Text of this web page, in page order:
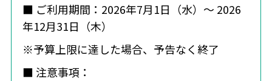
■ ご利用期間：2026年7月1日（水）～ 2026
年12月31日（木）
※予算上限に達した場合、予告なく終了
■ 注意事項：